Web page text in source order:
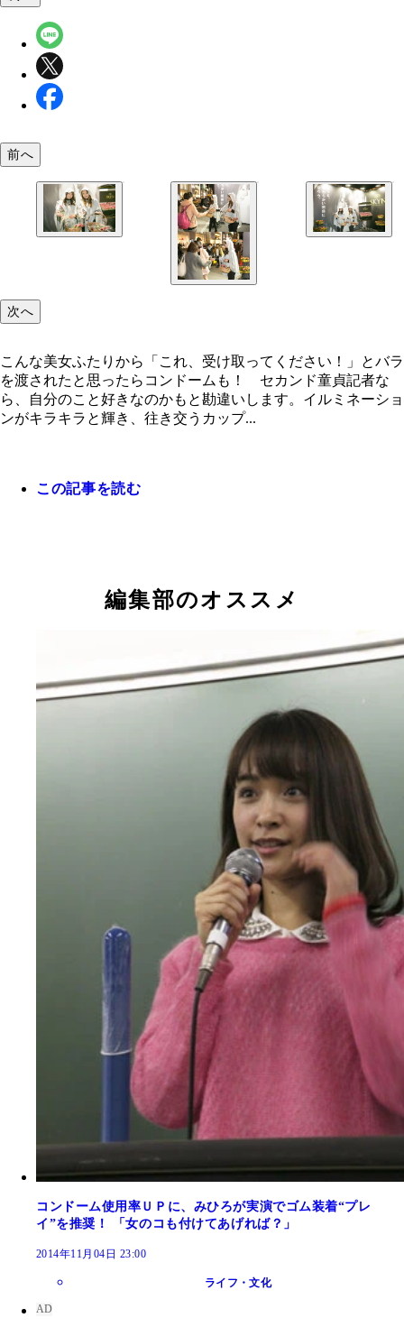
こんな美女ふたりから「これ、受け取ってくださ
とバラを渡されたと思ったらコンドームも！ セ
バラが欲しくて手にした女性も多かったが、ラグ
まるで化粧品を配っているようなオシャレな配布
なみにこの日は５００個配ったそう
前へ
次へ
こんな美女ふたりから「これ、受け取ってください！」とバラ
を渡されたと思ったらコンドームも！ セカンド童貞記者な
ら、自分のこと好きなのかもと勘違いします。イルミネーショ
ンがキラキラと輝き、往き交うカップ...
この記事を読む
編集部のオススメ
コンドーム使用率ＵＰに、みひろが実演でゴム装着“プレ
イ”を推奨！ 「女のコも付けてあげれば？」
2014年11月04日 23:00
ライフ・文化